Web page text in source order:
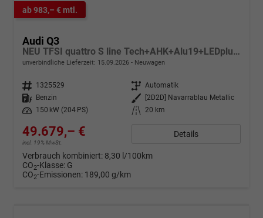
ab 983,– € mtl.
Audi Q3
NEU TFSI quattro S line Tech+AHK+Alu19+LEDplus+KlimaPlus+ExtSchwarz
unverbindliche Lieferzeit: 15.09.2026 Neuwagen
Fahrzeugnr. 1325529 Getriebe Automatik
Kraftstoff
Benzin Außenfarbe
[2D2D] Navarrablau Metallic
Leistung
150 kW (204 PS) Kilometerstand 20 km
49.679,– €
incl. 19% MwSt.
Details
Verbrauch kombiniert: 8,30 l/100km
CO2-Klasse: G
CO2-Emissionen: 189,00 g/km